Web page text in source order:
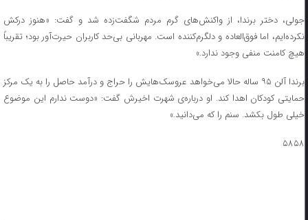
جولی، دختر برندا، از واکنش‌های گرم مردم شگفت‌زده شد و گفت: «هنوز درکش
نکرده‌ایم، اما فوق‌العاده و دلگرم‌کننده است. مهربانی بی‌حد کاربران حیرت‌آور بود؛ تقریباً
هیچ کامنت منفی وجود ندارد.»
برندا آلن ۹۵ ساله حالا می‌خواهد عروسک‌هایش را حراج و درآمد حاصل را به یک مرکز
حمایتی کودکان اهدا کند. او درباره‌ی شهرت اخیرش گفت: «دوست ندارم این موضوع
خیلی طول بکشد. سنم را که می‌دانید.»
۵۸۵۸